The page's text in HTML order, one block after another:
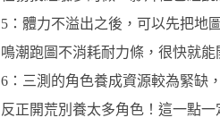
5：體力不溢出之後，可以先把地
鳴潮跑圖不消耗耐力條，很快就能
6：三測的角色養成資源較為緊缺
反正開荒別養太多角色！這一點一